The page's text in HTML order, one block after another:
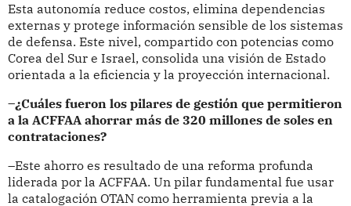
Esta autonomía reduce costos, elimina dependencias
externas y protege información sensible de los sistemas
de defensa. Este nivel, compartido con potencias como
Corea del Sur e Israel, consolida una visión de Estado
orientada a la eficiencia y la proyección internacional.
–¿Cuáles fueron los pilares de gestión que permitieron
a la ACFFAA ahorrar más de 320 millones de soles en
contrataciones?
–Este ahorro es resultado de una reforma profunda
liderada por la ACFFAA. Un pilar fundamental fue usar
la catalogación OTAN como herramienta previa a la